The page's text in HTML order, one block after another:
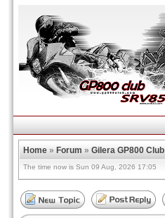
Home » Forum » Gilera GP800 Club
The time now is Sun 09 Aug, 2026 17:05